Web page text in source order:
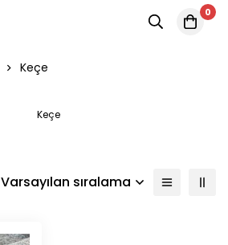
0
Keçe
Keçe
Varsayılan sıralama